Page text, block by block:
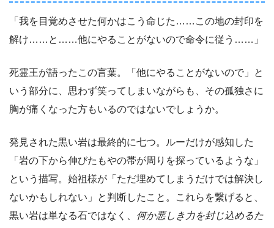
「我を目覚めさせた何かはこう命じた……この地の封印を
解け……と……他にやることがないので命令に従う……」
死霊王が語ったこの言葉。「他にやることがないので」と
いう部分に、思わず笑ってしまいながらも、その孤独さに
胸が痛くなった方もいるのではないでしょうか。
発見された黒い岩は最終的に七つ。ルーだけが感知した
「岩の下から伸びたもやの帯が周りを探っているような」
という描写。始祖様が「ただ埋めてしまうだけでは解決し
ないかもしれない」と判断したこと。これらを繋げると、
黒い岩は単なる石ではなく、 何か悪しき力を封じ込めるた